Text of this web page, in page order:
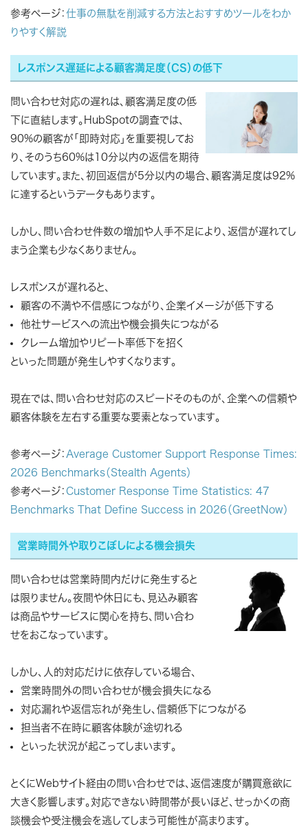
参考ページ： 仕事の無駄を削減する方法とおすすめツールをわか
りやすく解説
レスポンス遅延による顧客満足度（CS）の低下
問い合わせ対応の遅れは、顧客満足度の低
下に直結します。HubSpotの調査では、
90%の顧客が「即時対応」を重要視してお
り、そのうち60%は10分以内の返信を期待
しています。また、初回返信が5分以内の場合、顧客満足度は92%
に達するというデータもあります。
しかし、問い合わせ件数の増加や人手不足により、返信が遅れてし
まう企業も少なくありません。
レスポンスが遅れると、
顧客の不満や不信感につながり、企業イメージが低下する
他社サービスへの流出や機会損失につながる
クレーム増加やリピート率低下を招く
といった問題が発生しやすくなります。
現在では、問い合わせ対応のスピードそのものが、企業への信頼や
顧客体験を左右する重要な要素となっています。
参考ページ： Average Customer Support Response Times:
2026 Benchmarks（Stealth Agents）
参考ページ： Customer Response Time Statistics: 47
Benchmarks That Define Success in 2026（GreetNow）
営業時間外や取りこぼしによる機会損失
問い合わせは営業時間内だけに発生すると
は限りません。夜間や休日にも、見込み顧客
は商品やサービスに関心を持ち、問い合わ
せをおこなっています。
しかし、人的対応だけに依存している場合、
営業時間外の問い合わせが機会損失になる
対応漏れや返信忘れが発生し、信頼低下につながる
担当者不在時に顧客体験が途切れる
といった状況が起こってしまいます。
とくにWebサイト経由の問い合わせでは、返信速度が購買意欲に
大きく影響します。対応できない時間帯が長いほど、せっかくの商
談機会や受注機会を逃してしまう可能性が高まります。